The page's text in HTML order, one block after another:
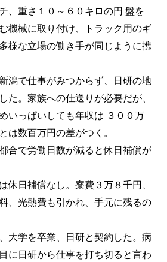
、重さ１０～６０キロの円 盤を
機械に取り付け、トラック用のギ
様な立場の働き手が同じように携
潟で仕事がみつからず、日研の地
た。家族への仕送りが必要だが、
いっぱいしても年収は ３００万
は数百万円の差がつく。
合で労働日数が減ると休日補償が
休日補償なし。寮費３万８千円、
、光熱費も引かれ、手元に残るの
大学を卒業、日研と契約した。病
に日研から仕事を打ち切ると言わ